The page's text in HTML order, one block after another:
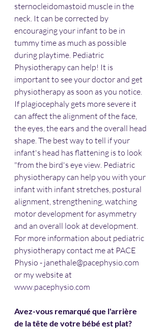
sternocleidomastoid muscle in the
neck. It can be corrected by
encouraging your infant to be in
tummy time as much as possible
during playtime. Pediatric
Physiotherapy can help! It is
important to see your doctor and get
physiotherapy as soon as you notice.
If plagiocephaly gets more severe it
can affect the alignment of the face,
the eyes, the ears and the overall head
shape. The best way to tell if your
infant's head has flattening is to look
"from the bird's eye view. Pediatric
physiotherapy can help you with your
infant with infant stretches, postural
alignment, strengthening, watching
motor development for asymmetry
and an overall look at development.
For more information about pediatric
physiotherapy contact me at PACE
Physio - janethale@pacephysio.com
or my website at
www.pacephysio.com
Avez-vous remarqué que l'arrière
de la tête de votre bébé est plat?